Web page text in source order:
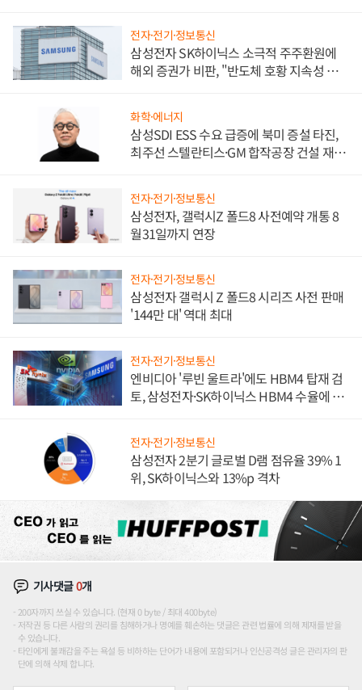
전자·전기·정보통신
삼성전자 SK하이닉스 소극적 주주환원에
해외 증권가 비판, "반도체 호황 지속성 의
화학·에너지
삼성SDI ESS 수요 급증에 북미 증설 타진,
최주선 스텔란티스·GM 합작공장 건설 재추
전자·전기·정보통신
삼성전자, 갤럭시Z 폴드8 사전예약 개통 8
월31일까지 연장
전자·전기·정보통신
삼성전자 갤럭시 Z 폴드8 시리즈 사전 판매
'144만 대' 역대 최대
전자·전기·정보통신
엔비디아 '루빈 울트라'에도 HBM4 탑재 검
토, 삼성전자·SK하이닉스 HBM4 수율에 주
전자·전기·정보통신
삼성전자 2분기 글로벌 D램 점유율 39% 1
위, SK하이닉스와 13%p 격차
기사댓글0개
200자까지 쓰실 수 있습니다. (현재 0 byte / 최대 400byte)
저작권 등 다른 사람의 권리를 침해하거나 명예를 훼손하는 댓글은 관련 법률에 의해 제재를 받을
수 있습니다.
타인에게 불쾌감을 주는 욕설 등 비하하는 단어가 내용에 포함되거나 인신공격성 글은 관리자의 판
단에 의해 삭제 합니다.